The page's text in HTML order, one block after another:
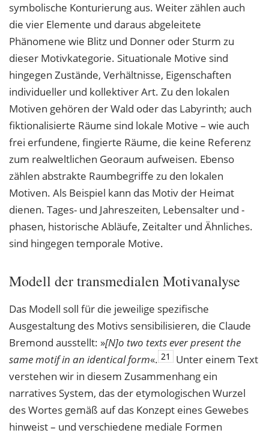
symbolische Konturierung aus. Weiter zählen auch
die vier Elemente und daraus abgeleitete
Phänomene wie Blitz und Donner oder Sturm zu
dieser Motivkategorie. Situationale Motive sind
hingegen Zustände, Verhältnisse, Eigenschaften
individueller und kollektiver Art. Zu den lokalen
Motiven gehören der Wald oder das Labyrinth; auch
fiktionalisierte Räume sind lokale Motive – wie auch
frei erfundene, fingierte Räume, die keine Referenz
zum realweltlichen Georaum aufweisen. Ebenso
zählen abstrakte Raumbegriffe zu den lokalen
Motiven. Als Beispiel kann das Motiv der Heimat
dienen. Tages- und Jahreszeiten, Lebensalter und -
phasen, historische Abläufe, Zeitalter und Ähnliches.
sind hingegen temporale Motive.
Modell der transmedialen Motivanalyse
Das Modell soll für die jeweilige spezifische
Ausgestaltung des Motivs sensibilisieren, die Claude
Bremond ausstellt: »[N]o two texts ever present the
same motif in an identicalform«. 21
Unter einem Text
verstehen wir in diesem Zusammenhang ein
narratives System, das der etymologischen Wurzel
des Wortes gemäß auf das Konzept eines Gewebes
hinweist – und verschiedene mediale Formen